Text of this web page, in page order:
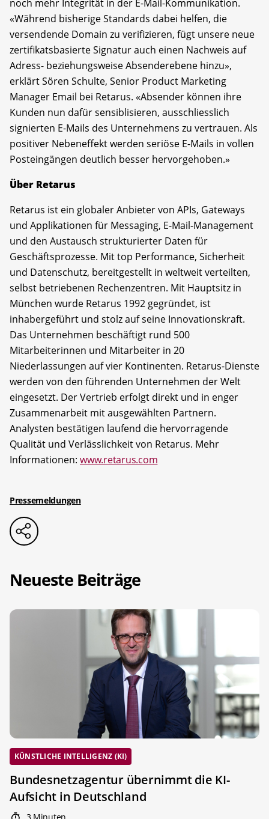
noch mehr Integrität in der E-Mail-Kommunikation.
«Während bisherige Standards dabei helfen, die
versendende Domain zu verifizieren, fügt unsere neue
zertifikatsbasierte Signatur auch einen Nachweis auf
Adress- beziehungsweise Absenderebene hinzu»,
erklärt Sören Schulte, Senior Product Marketing
Manager Email bei Retarus. «Absender können ihre
Kunden nun dafür sensiblisieren, ausschliesslich
signierten E-Mails des Unternehmens zu vertrauen. Als
positiver Nebeneffekt werden seriöse E-Mails in vollen
Posteingängen deutlich besser hervorgehoben.»
Über Retarus
Retarus ist ein globaler Anbieter von APIs, Gateways
und Applikationen für Messaging, E-Mail-Management
und den Austausch strukturierter Daten für
Geschäftsprozesse. Mit top Performance, Sicherheit
und Datenschutz, bereitgestellt in weltweit verteilten,
selbst betriebenen Rechenzentren. Mit Hauptsitz in
München wurde Retarus 1992 gegründet, ist
inhabergeführt und stolz auf seine Innovationskraft.
Das Unternehmen beschäftigt rund 500
Mitarbeiterinnen und Mitarbeiter in 20
Niederlassungen auf vier Kontinenten. Retarus-Dienste
werden von den führenden Unternehmen der Welt
eingesetzt. Der Vertrieb erfolgt direkt und in enger
Zusammenarbeit mit ausgewählten Partnern.
Analysten bestätigen laufend die hervorragende
Qualität und Verlässlichkeit von Retarus. Mehr
Informationen: www.retarus.com
Pressemeldungen
Neueste Beiträge
KÜNSTLICHE INTELLIGENZ (KI)
Bundesnetzagentur übernimmt die KI-
Aufsicht in Deutschland